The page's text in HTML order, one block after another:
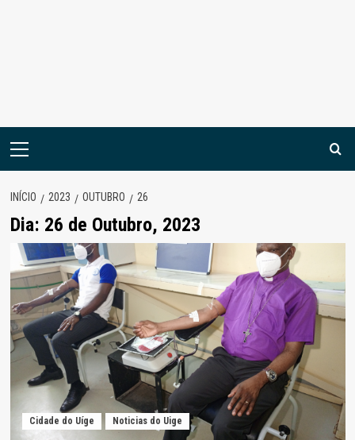
Menu
INÍCIO 2023 OUTUBRO 26
Dia: 26 de Outubro, 2023
Cidade do Uíge Noticias do Uige